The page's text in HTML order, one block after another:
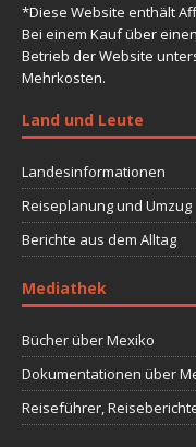
*Diese Website enthält
Bei einem Kauf über
Betrieb der Website
Mehrkosten.
Land und Leute
Landesinformationen
Reiseplanung und Umzug
Berichte aus dem Alltag
Mediathek
Bücher über Mexiko
Dokumentationen über
Reiseführer,